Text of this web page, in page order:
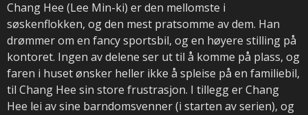
Chang Hee (Lee Min-ki) er den mellomste i
søskenflokken, og den mest pratsomme av dem. Han
drømmer om en fancy sportsbil, og en høyere stilling på
kontoret. Ingen av delene ser ut til å komme på plass, og
faren i huset ønsker heller ikke å spleise på en familiebil,
til Chang Hee sin store frustrasjon. I tillegg er Chang
Hee lei av sine barndomsvenner (i starten av serien), og